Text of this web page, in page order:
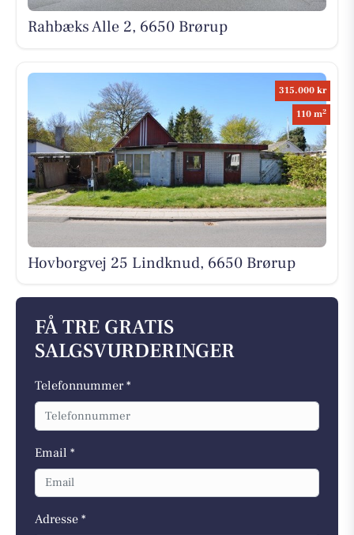
Rahbæks Alle 2, 6650 Brørup
315.000 kr
110 m2
Hovborgvej 25 Lindknud, 6650 Brørup
FÅ TRE GRATIS
SALGSVURDERINGER
Telefonnummer *
Email *
Adresse *